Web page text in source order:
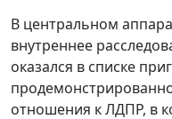
В центральном
внутреннее
оказался в списке
отношения к ЛДПР, в